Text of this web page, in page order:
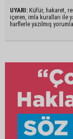
UYARI: Küfür, hakaret,
içeren, imla kuralları ile
harflerle yazılmış